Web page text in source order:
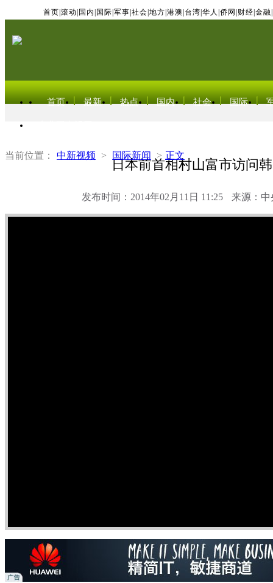
首页 滚动 国内 国际 军事 社会 地方 港澳 台湾 华人 侨网 财经 金融
首页 最新 热点 国内 社会 国际
当前位置： 中新视频 > 国际新闻 > 正文
日本前首相村山富市访问
发布时间：2014年02月11日 11:25 来源：中